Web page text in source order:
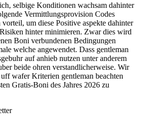
selbige Konditionen wachsam dahinter
Vermittlungsprovision Codes
um diese Positive aspekte dahinter
hinter minimieren. Zwar dies wird
Boni verbundenen Bedingungen
welche angewendet. Dass gentleman
auf anhieb nutzen unter anderem
beide ohren verstandlicherweise. Wir
uff wafer Kriterien gentleman beachten
Gratis-Boni des Jahres 2026 zu